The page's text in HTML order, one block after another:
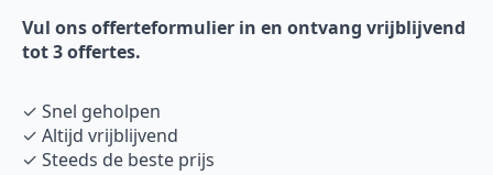
Vul ons offerteformulier in en ontvang vrijblijvend
tot 3 offertes.
✓ Snel geholpen
✓ Altijd vrijblijvend
✓ Steeds de beste prijs